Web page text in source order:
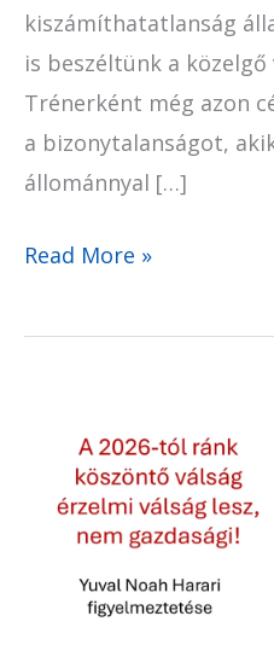
kiszámíthatatlanság
is beszéltünk a
Trénerként még azon
a bizonytalanságot,
állománnyal […]
Read More »
válság